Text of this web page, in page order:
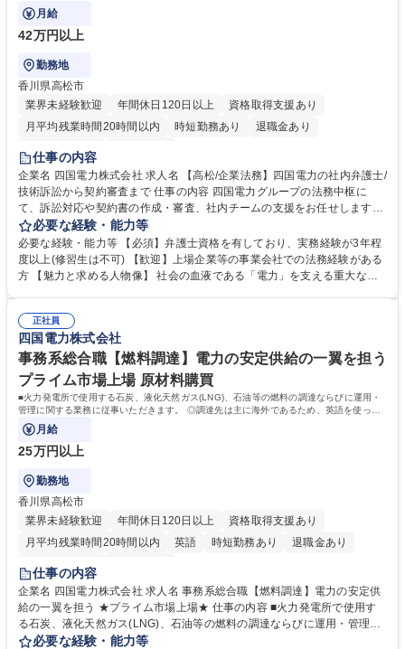
営や現場を支える重要な役割です。
月給
42万円以上
勤務地
香川県高松市
業界未経験歓迎
年間休日120日以上
資格取得支援あり
月平均残業時間20時間以内
時短勤務あり
退職金あり
完全週休2日制
仕事の内容
企業名 四国電力株式会社 求人名 【高松/企業法務】四国電力の社内弁護士/
技術訴訟から契約審査まで 仕事の内容 四国電力グループの法務中枢に
て、訴訟対応や契約書の作成・審査、社内チームの支援をお任せします。
電力事業特有の技術的な案件にも携わり、法務のスペシャリストとして経
営や現場を支える重要な役割です。 入社時は本店法務部門にて、これまで
の弁護士経験を活かした実務からスタート。単なる事務作業ではなく、事
業の根幹に関わる判断を支えます。 ・技術的知見を要する案件を含む訴訟
用補助 募集職種 【高松/企業法務】四国電力の社内弁護士/技術訴訟から契
約審査まで
必要な経験・能力等
必要な経験・能力等 【必須】弁護士資格を有しており、実務経験が3年程
度以上(修習生は不可) 【歓迎】上場企業等の事業会社での法務経験がある
方 【魅力と求める人物像】 社会の血液である「電力」を支える重大な責
環境です。年齢よりも実務での経歴を重視し、組織に新たな知見をもたら
す方を歓迎します。 学歴・資格 学歴：大学院 大学 語学力： 資格：弁護士
正社員
四国電力株式会社
事務系総合職【燃料調達】電力の安定供給の一翼を担う
プライム市場上場 原材料購買
■火力発電所で使用する石炭、液化天然ガス(LNG)、石油等の燃料の調達ならびに運用・
管理に関する業務に従事いただきます。 ◎調達先は主に海外であるため、英語を使った
業務になります。
月給
25万円以上
勤務地
香川県高松市
業界未経験歓迎
年間休日120日以上
資格取得支援あり
月平均残業時間20時間以内
英語 時短勤務あり
退職金あり
完全週休2日制
仕事の内容
企業名 四国電力株式会社 求人名 事務系総合職【燃料調達】電力の安定供
給の一翼を担う ★プライム市場上場★ 仕事の内容 ■火力発電所で使用す
る石炭、液化天然ガス(LNG)、石油等の燃料の調達ならびに運用・管理に
関する業務に従事いただきます。 ◎調達先は主に海外であるため、英語を
必要な経験・能力等